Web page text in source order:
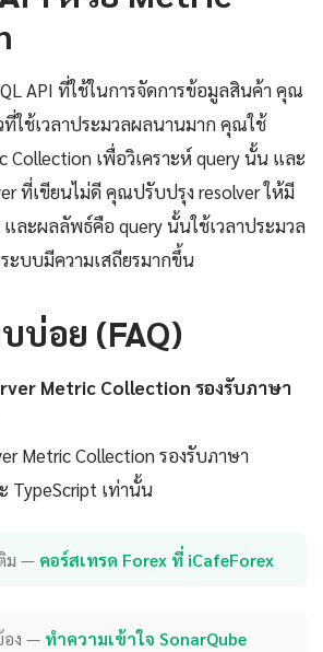
API ที่ใช้ในการจัดการข้อมูลสินค้า คุณ
ที่ใช้เวลาประมวลผลนานมาก คุณใช้
Collection เพื่อวิเคราะห์ query นั้น และ
ที่เขียนไม่ดี คุณปรับปรุง resolver ให้มี
ละผลลัพธ์คือ query นั้นใช้เวลาประมวล
ะบบมีความเสถียรมากขึ้น
บ่อย (FAQ)
Metric Collection รองรับภาษา
Metric Collection รองรับภาษา
TypeScript เท่านั้น
ม — คอร์สเทรด Forex ที่ iCafeForex
อง — ทำความเข้าใจ SonarQube